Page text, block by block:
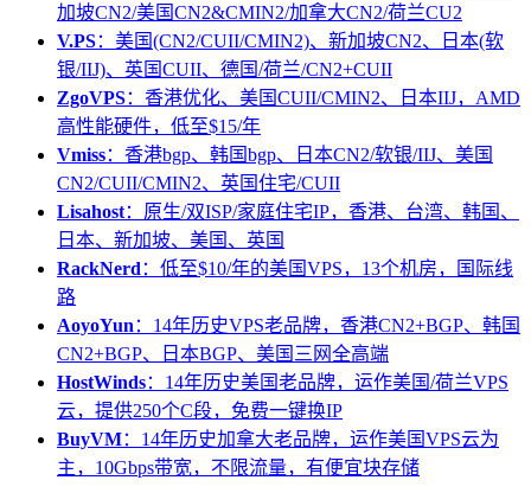
加坡CN2/美国CN2&CMIN2/加拿大CN2/荷兰CU2
V.PS：美国(CN2/CUII/CMIN2)、新加坡CN2、日本(软
银/IIJ)、英国CUII、德国/荷兰/CN2+CUII
ZgoVPS：香港优化、美国CUII/CMIN2、日本IIJ，AMD
高性能硬件，低至$15/年
Vmiss：香港bgp、韩国bgp、日本CN2/软银/IIJ、美国
CN2/CUII/CMIN2、英国住宅/CUII
Lisahost：原生/双ISP/家庭住宅IP，香港、台湾、韩国、
日本、新加坡、美国、英国
RackNerd：低至$10/年的美国VPS，13个机房，国际线
路
AoyoYun：14年历史VPS老品牌，香港CN2+BGP、韩国
CN2+BGP、日本BGP、美国三网全高端
HostWinds：14年历史美国老品牌，运作美国/荷兰VPS
云，提供250个C段，免费一键换IP
BuyVM：14年历史加拿大老品牌，运作美国VPS云为
主，10Gbps带宽，不限流量，有便宜块存储